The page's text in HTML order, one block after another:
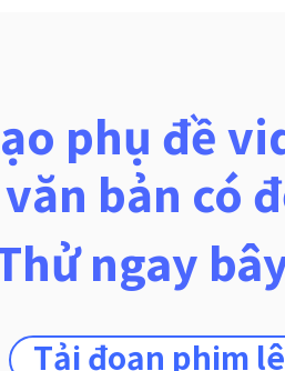
phụ đề
bản có
ngay
Tải đoạn phim